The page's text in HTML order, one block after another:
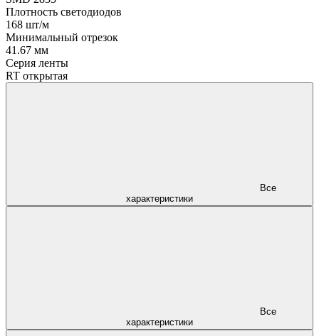
Плотность светодиодов
168 шт/м
Минимальный отрезок
41.67 мм
Серия ленты
RT открытая
характеристики
характеристики